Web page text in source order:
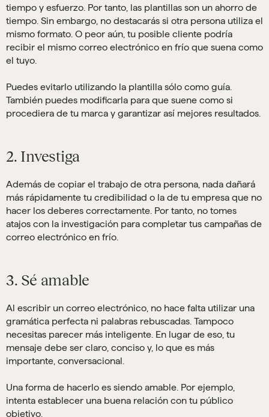
tiempo y esfuerzo. Por tanto, las plantillas son un ahorro de
tiempo. Sin embargo, no destacarás si otra persona utiliza el
mismo formato. O peor aún, tu posible cliente podría
recibir el mismo correo electrónico en frío que suena como
el tuyo.
Puedes evitarlo utilizando la plantilla sólo como guía.
También puedes modificarla para que suene como si
procediera de tu marca y garantizar así mejores resultados.
2. Investiga
Además de copiar el trabajo de otra persona, nada dañará
más rápidamente tu credibilidad o la de tu empresa que no
hacer los deberes correctamente. Por tanto, no tomes
atajos con la investigación para completar tus campañas de
correo electrónico en frío.
3. Sé amable
Al escribir un correo electrónico, no hace falta utilizar una
gramática perfecta ni palabras rebuscadas. Tampoco
necesitas parecer más inteligente. En lugar de eso, tu
mensaje debe ser claro, conciso y, lo que es más
importante, conversacional.
Una forma de hacerlo es siendo amable. Por ejemplo,
intenta establecer una buena relación con tu público
objetivo.